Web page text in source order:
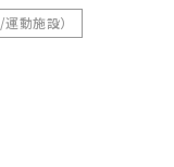
動施設）